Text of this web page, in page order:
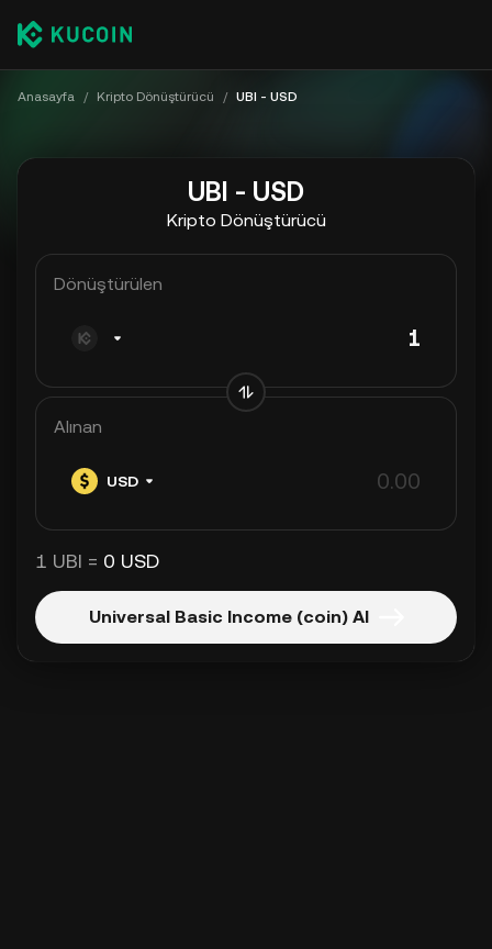
Anasayfa / Kripto Dönüştürücü / UBI - USD
UBI - USD
Kripto Dönüştürücü
Dönüştürülen
Alınan
USD
1 UBI = 0 USD
Universal Basic Income (coin) Al